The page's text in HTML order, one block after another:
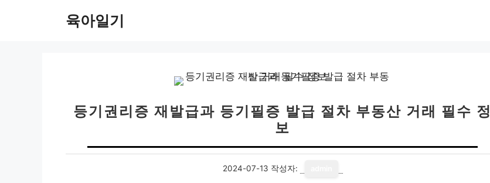
육아일기
등기권리증 재발급과 등기필증 발급 절차 부동산 거래 필수 정
보
2024-07-13 작성자: